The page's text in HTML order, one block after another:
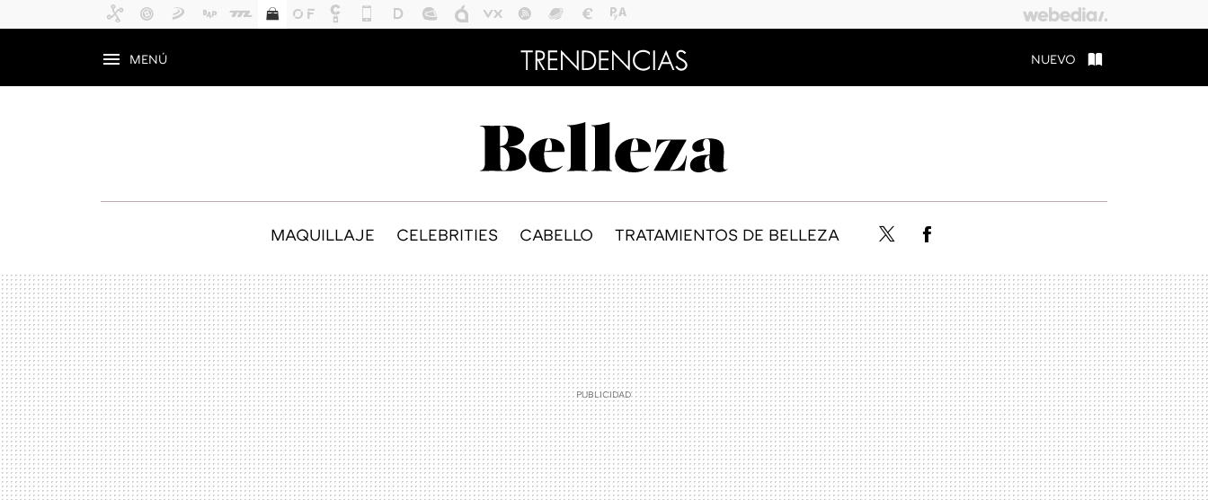
MENÚ NUEVO
MAQUILLAJE CELEBRITIES CABELLO TRATAMIENTOS DE BELLEZA Twitter